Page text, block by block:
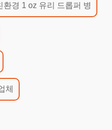
환경 1 oz 유리 드롭퍼 병
체